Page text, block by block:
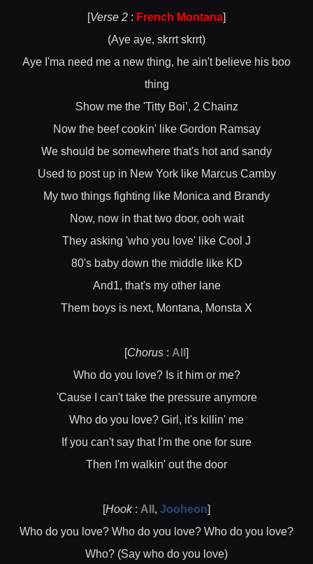
[Verse 2 : French Montana]
(Aye aye, skrrt skrrt)
Aye I'ma need me a new thing, he ain't believe his boo
thing
Show me the 'Titty Boi’, 2 Chainz
Now the beef cookin' like Gordon Ramsay
We should be somewhere that's hot and sandy
Used to post up in New York like Marcus Camby
My two things fighting like Monica and Brandy
Now, now in that two door, ooh wait
They asking 'who you love' like Cool J
80's baby down the middle like KD
And1, that's my other lane
Them boys is next, Montana, Monsta X
[Chorus : All ]
Who do you love? Is it him or me?
'Cause I can't take the pressure anymore
Who do you love? Girl, it's killin' me
If you can't say that I'm the one for sure
Then I'm walkin' out the door
[Hook: All , Jooheon]
Who do you love? Who do you love? Who do you love?
Who? (Say who do you love)